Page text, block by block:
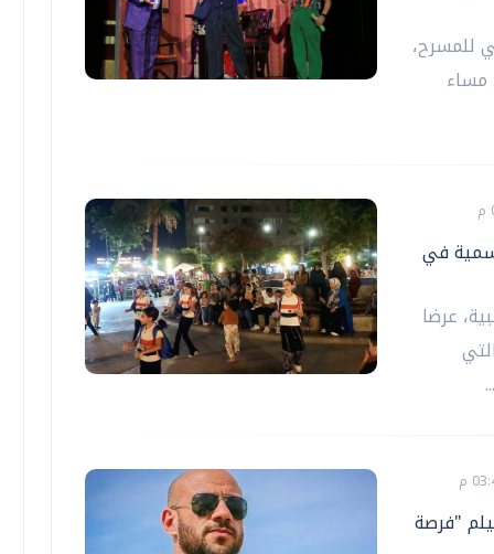
للمسرح،
مساء
في
عرضا
بعد 13 عامًا بفيلم "فرصة